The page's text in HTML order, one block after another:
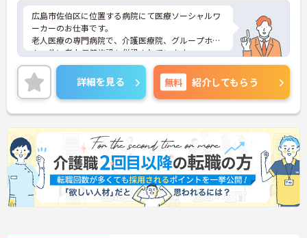
広島市佐伯区に位置する病院にて医療ソーシャルワ
ーカーのお仕事です。
老人医療の専門病院で、介護医療院、グループホー
ム、他に老人保健施設も併設されています。
福利厚生が充実しており院内保育園など、お子さま
がいらっしゃる方も働きやすい環境が整っています
♪
また、五日市駅、楽々園駅等、佐伯区各地から無料
の送迎バスもありますので通いやすいです★
ご興味ある方には、面接対策ポイントなど、さらに
詳細をお話しいたしますのでお気軽にご相談くださ
い。
詳細を見る 無料 紹介してもらう